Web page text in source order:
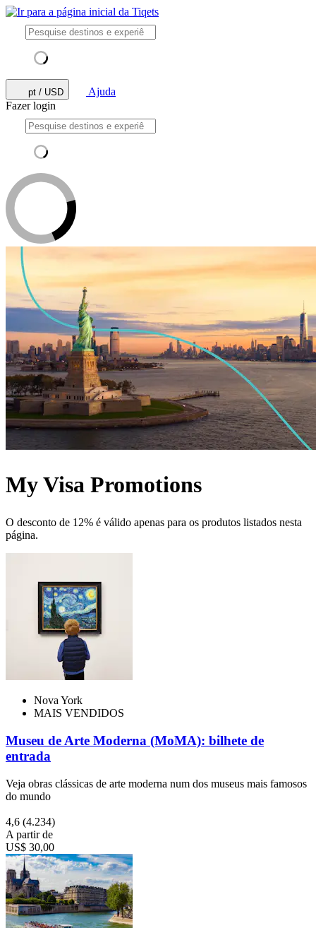
pt / USD
Ajuda
Fazer login
My Visa Promotions
O desconto de 12% é válido apenas para os produtos listados nesta
página.
Nova York
MAIS VENDIDOS
Museu de Arte Moderna (MoMA): bilhete de
entrada
Veja obras clássicas de arte moderna num dos museus mais famosos
do mundo
4,6 (4.234)
A partir de
US$ 30,00